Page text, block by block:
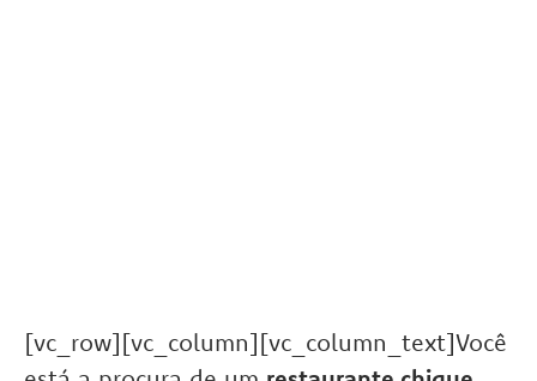
[vc_row][vc_column][vc_column_text]Você